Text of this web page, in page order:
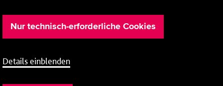
Nur technisch-erforderliche Cookies
Details einblenden